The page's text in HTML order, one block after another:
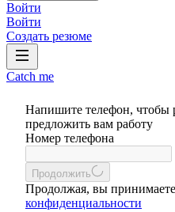
Войти
Войти
Создать резюме
Catch me
Напишите телефон, чтобы
предложить вам работу
Номер телефона
Продолжить
Продолжая, вы принимаете
конфиденциальности